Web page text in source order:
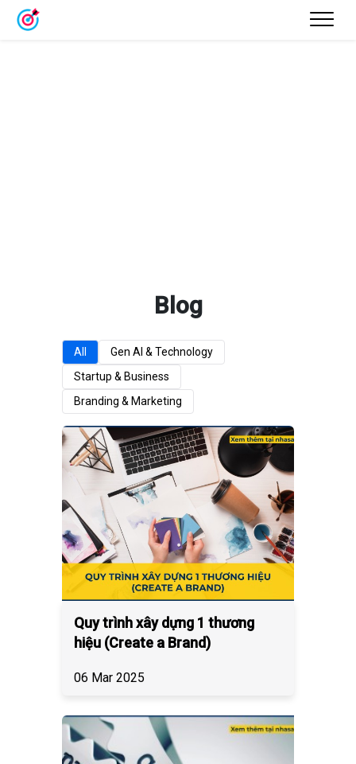
Blog
All
Gen AI & Technology
Startup & Business
Branding & Marketing
Quy trình xây dựng 1 thương
hiệu (Create a Brand)
06 Mar 2025